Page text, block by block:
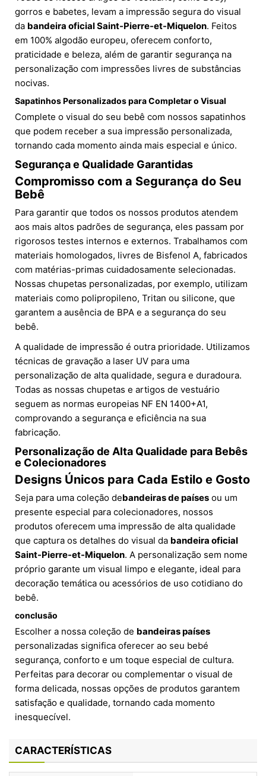
gorros e babetes, levam a impressão segura do visual
da bandeira oficial Saint-Pierre-et-Miquelon. Feitos
em 100% algodão europeu, oferecem conforto,
praticidade e beleza, além de garantir segurança na
personalização com impressões livres de substâncias
nocivas.
Sapatinhos Personalizados para Completar o Visual
Complete o visual do seu bebê com nossos sapatinhos
que podem receber a sua impressão personalizada,
tornando cada momento ainda mais especial e único.
Segurança e Qualidade Garantidas
Compromisso com a Segurança do Seu
Bebê
Para garantir que todos os nossos produtos atendem
aos mais altos padrões de segurança, eles passam por
rigorosos testes internos e externos. Trabalhamos com
materiais homologados, livres de Bisfenol A, fabricados
com matérias-primas cuidadosamente selecionadas.
Nossas chupetas personalizadas, por exemplo, utilizam
materiais como polipropileno, Tritan ou silicone, que
garantem a ausência de BPA e a segurança do seu
bebê.
A qualidade de impressão é outra prioridade. Utilizamos
técnicas de gravação a laser UV para uma
personalização de alta qualidade, segura e duradoura.
Todas as nossas chupetas e artigos de vestuário
seguem as normas europeias NF EN 1400+A1,
comprovando a segurança e eficiência na sua
fabricação.
Personalização de Alta Qualidade para Bebês
e Colecionadores
Designs Únicos para Cada Estilo e Gosto
Seja para uma coleção debandeiras de países ou um
presente especial para colecionadores, nossos
produtos oferecem uma impressão de alta qualidade
que captura os detalhes do visual da bandeira oficial
Saint-Pierre-et-Miquelon. A personalização sem nome
próprio garante um visual limpo e elegante, ideal para
decoração temática ou acessórios de uso cotidiano do
bebê.
conclusão
Escolher a nossa coleção de bandeiras países
personalizadas significa oferecer ao seu bebé
segurança, conforto e um toque especial de cultura.
Perfeitas para decorar ou complementar o visual de
forma delicada, nossas opções de produtos garantem
satisfação e qualidade, tornando cada momento
inesquecível.
CARACTERÍSTICAS